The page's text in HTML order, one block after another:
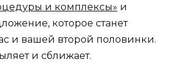
и комплексы» и
которое станет
и вашей второй половинки.
и сближает.